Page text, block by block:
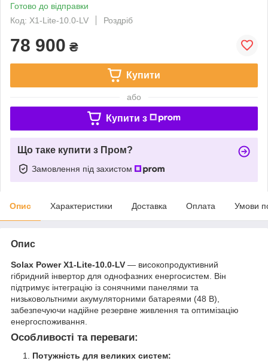
Готово до відправки
Код: X1-Lite-10.0-LV
Роздріб
78 900 ₴
Купити
або
Купити з
Що таке купити з Пром?
Замовлення під захистом
Опис Характеристики Доставка Оплата Умови
Опис
Solax Power X1-Lite-10.0-LV — високопродуктивний
гібридний інвертор для однофазних енергосистем. Він
підтримує інтеграцію із сонячними панелями та
низьковольтними акумуляторними батареями (48 В),
забезпечуючи надійне резервне живлення та оптимізацію
енергоспоживання.
Особливості та переваги:
Потужність для великих систем: